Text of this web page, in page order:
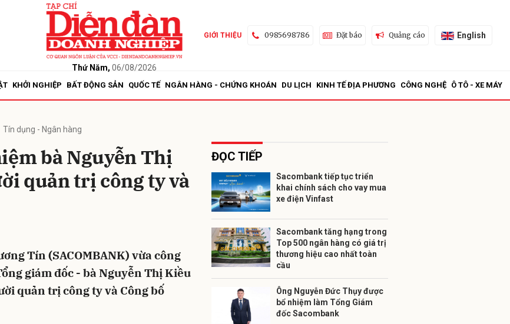
Thứ Năm, 06/08/2026
GIỚI THIỆU 0985698786 Đặt báo Quảng cáo English
KHỞI NGHIỆP BẤT ĐỘNG SẢN QUỐC TẾ NGÂN HÀNG - CHỨNG KHOÁN DU LỊCH KINH TẾ ĐỊA PHƯƠNG CÔNG NGHỆ Ô TÔ - XE MÁY
Tín dụng - Ngân hàng
bà Nguyễn Thị
quản trị công ty và
Tín (SACOMBANK) vừa công
giám đốc - bà Nguyễn Thị Kiều
quản trị công ty và Công bố
ĐỌC TIẾP
Sacombank tiếp tục triển
khai chính sách cho vay mua
xe điện Vinfast
Sacombank tăng hạng trong
Top 500 ngân hàng có giá trị
thương hiệu cao nhất toàn
cầu
Ông Nguyễn Đức Thụy được
bổ nhiệm làm Tổng Giám
đốc Sacombank
Gửi